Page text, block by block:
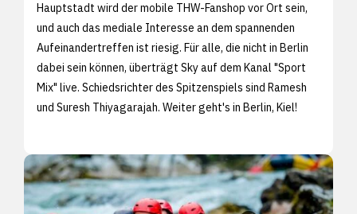
Hauptstadt wird der mobile THW-Fanshop vor Ort sein,
und auch das mediale Interesse an dem spannenden
Aufeinandertreffen ist riesig. Für alle, die nicht in Berlin
dabei sein können, überträgt Sky auf dem Kanal "Sport
Mix" live. Schiedsrichter des Spitzenspiels sind Ramesh
und Suresh Thiyagarajah. Weiter geht's in Berlin, Kiel!